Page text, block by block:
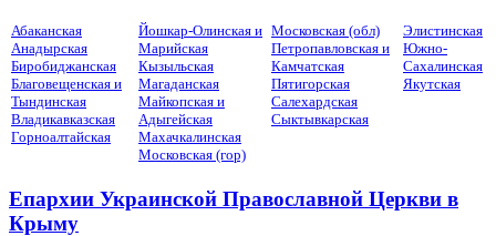
Абаканская
Анадырская
Биробиджанская
Благовещенская и
Тындинская
Владикавказская
Горноалтайская
Йошкар-Олинская и
Марийская
Кызыльская
Магаданская
Майкопская и
Адыгейская
Махачкалинская
Московская (гор)
Московская (обл)
Петропавловская и
Камчатская
Пятигорская
Салехардская
Сыктывкарская
Элистинская
Южно-
Сахалинская
Якутская
Епархии Украинской Православной Церкви в
Крыму